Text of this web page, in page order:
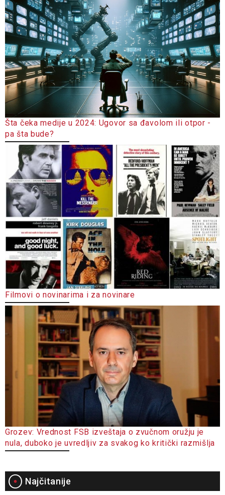
Šta čeka medije u 2024: Ugovor sa đavolom ili otpor -
pa šta bude?
Filmovi o novinarima i za novinare
Grozev: Vrednost FSB izveštaja o zvučnom oružju je
nula, duboko je uvredljiv za svakog ko kritički razmišlja
Najčitanije